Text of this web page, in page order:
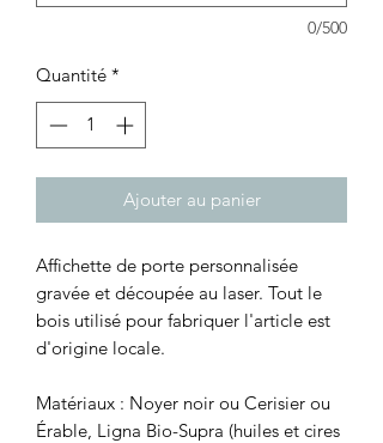
0/500
Quantité *
Ajouter au panier
Affichette de porte personnalisée
gravée et découpée au laser. Tout le
bois utilisé pour fabriquer l'article est
d'origine locale.
Matériaux : Noyer noir ou Cerisier ou
Érable, Ligna Bio-Supra (huiles et cires